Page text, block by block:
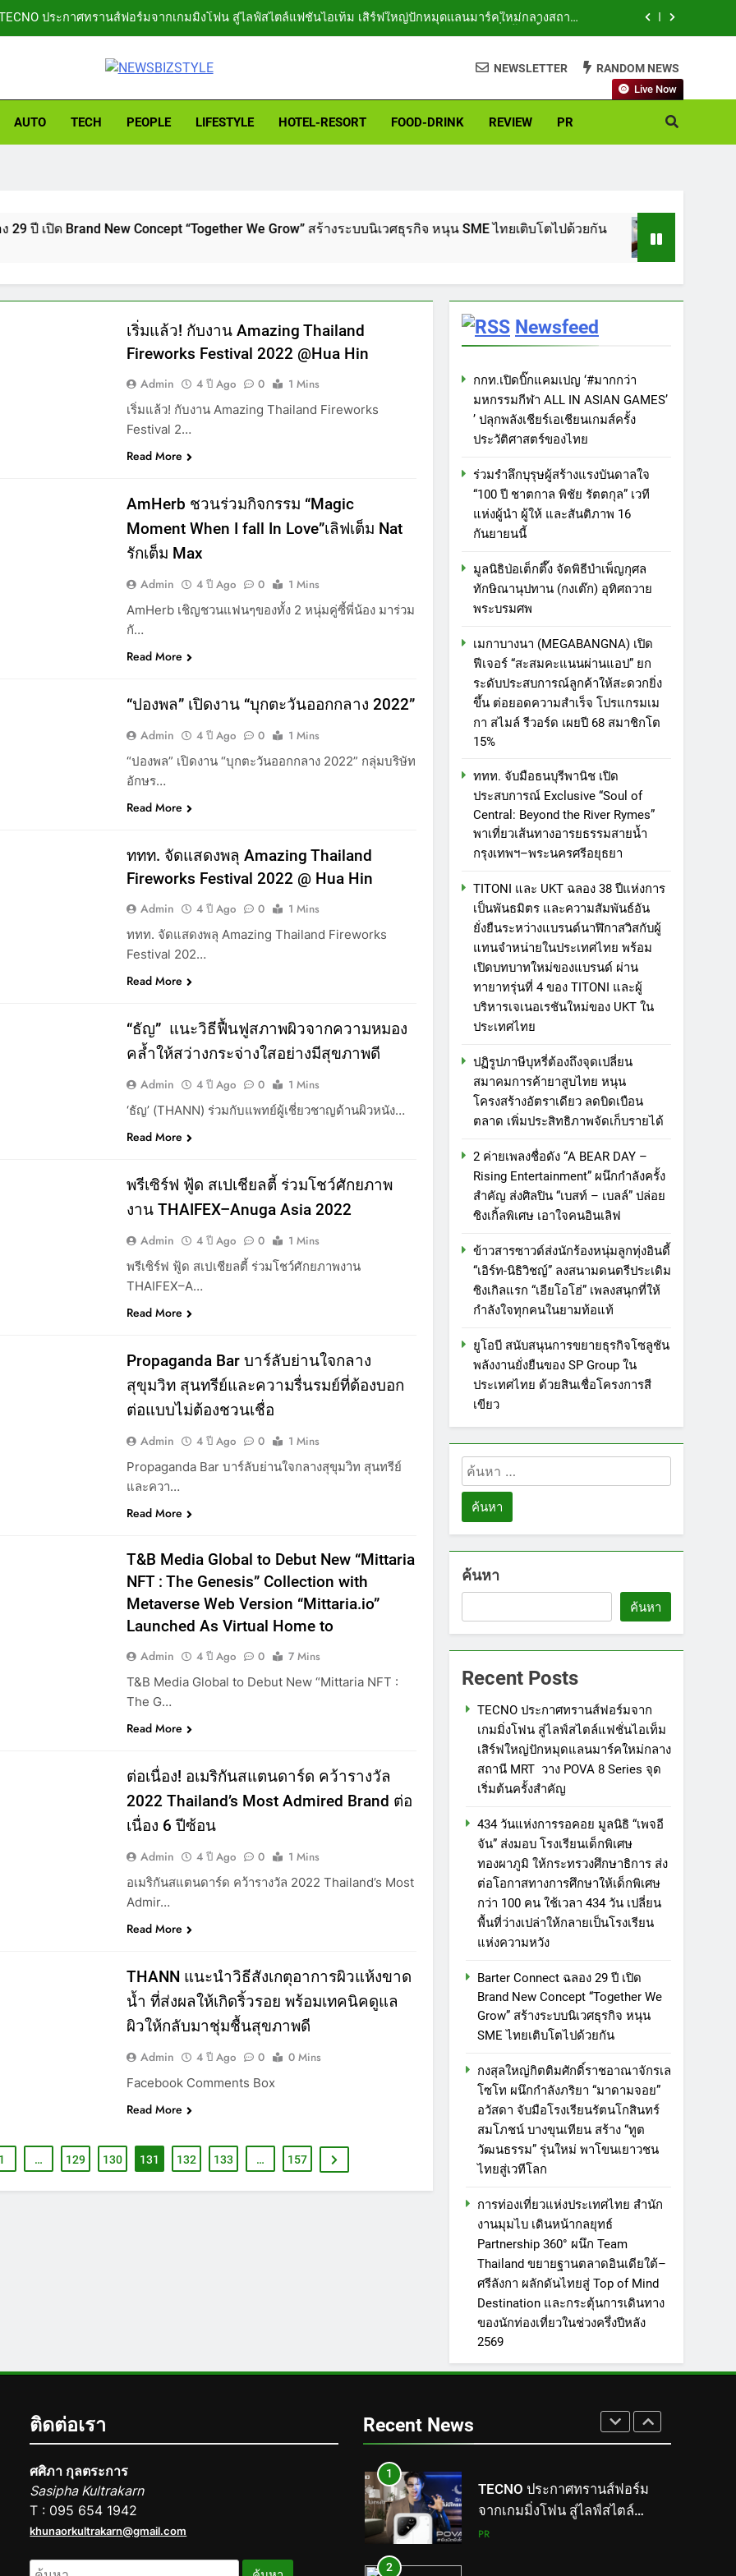
ประกาศทรานส์ฟอร์มจากเกมมิ่งโฟน สู่ไลฟ์สไตล์แฟชั่นไอเท็ม เสิร์ฟใหญ่ปักหมุดแลนมาร์คใหม่กลางสถานี
ทางการศึกษาให้เด็กพิเศษกว่า 100 คน ใช้เวลา 434 วัน เปลี่ยนพื้นที่ว่างเปล่าให้กลายเป็นโรงเรียนแห่งความหวัง
เติบโตไปด้วยกัน
กงสุลใหญ่กิตติมศักดิ์ราชอาณาจักรเลโซโท ผนึกกำลังภริยา “มาดามจอย” อวัสดา จับมือโรงเรียนรัตนโกสินทร์
Connect ฉลอง 29 ปี เปิด Brand New Concept “Together We Grow” สร้างระบบนิเวศธุรกิจ หนุน SME ไทย
สมโภชน์ บางขุนเทียน สร้าง “ทูตวัฒนธรรม” รุ่นใหม่ พาโขนเยาวชนไทยสู่เวทีโลก
NEWSLETTER RANDOM NEWS
AUTO TECH PEOPLE LIFESTYLE HOTEL-​RESORT FOOD-DRINK REVIEW PR
Live Now
New Concept “Together We Grow” สร้างระบบนิเวศธุรกิจ หนุน SME ไทยเติบโตไปด้วยกัน
เริ่มแล้ว! กับงาน Amazing Thailand
Fireworks Festival 2022 @Hua Hin
Admin 4 ปี Ago 0
1 Mins
เริ่มแล้ว! กับงาน Amazing Thailand Fireworks
Festival 2…
Read More
AmHerb​ ​ชวนร่วม​กิจกรรม​ “Magic
Moment When I fall In Love”เลิฟเต็ม Nat
รักเต็ม Max
Admin 4 ปี Ago 0
1 Mins
AmHerb เชิญชวนแฟนๆของทั้ง 2 หนุ่มคู่ซี้พี่น้อง มาร่วม
กั…
Read More
“ปองพล” เปิดงาน “บุกตะวันออกกลาง 2022”
Admin 4 ปี Ago 0
1 Mins
“ปองพล” เปิดงาน “บุกตะวันออกกลาง 2022” กลุ่มบริษัท
อักษร…
Read More
ททท. จัดแสดงพลุ Amazing Thailand
Fireworks Festival 2022 @ Hua Hin
Admin 4 ปี Ago 0
1 Mins
ททท. จัดแสดงพลุ Amazing Thailand Fireworks
Festival 202…
Read More
“ธัญ” ​ แนะวิธีฟื้นฟูสภาพผิวจากความหมอง
คล้ำให้สว่างกระจ่างใสอย่างมีสุขภาพดี
Admin 4 ปี Ago 0
1 Mins
‘ธัญ’ (THANN) ร่วมกับแพทย์ผู้เชี่ยวชาญด้านผิวหนัง…
Read More
พรีเซิร์ฟ ฟู้ด สเปเชียลตี้ ร่วมโชว์ศักยภาพ
งาน THAIFEX–Anuga Asia 2022​
Admin 4 ปี Ago 0
1 Mins
พรีเซิร์ฟ ฟู้ด สเปเชียลตี้ ร่วมโชว์ศักยภาพงาน
THAIFEX–A…
Read More
Propaganda Bar บาร์ลับย่านใจกลาง
สุขุมวิท สุนทรีย์และความรื่นรมย์ที่ต้องบอก
ต่อแบบไม่ต้องชวนเชื่อ
Admin 4 ปี Ago 0
1 Mins
Propaganda Bar บาร์ลับย่านใจกลางสุขุมวิท สุนทรีย์
และควา…
Read More
T&B Media Global to Debut New “Mittaria
NFT : The Genesis” Collection with
Metaverse Web Version “Mittaria.io”
Launched As Virtual Home to
Admin 4 ปี Ago 0
7 Mins
T&B Media Global to Debut New “Mittaria NFT :
The G…
Read More
ต่อเนื่อง​! อเมริกันสแตนดาร์ด คว้ารางวัล
2022 Thailand’s Most Admired Brand ต่อ
เนื่อง 6 ปีซ้อน
Admin 4 ปี Ago 0
1 Mins
อเมริกันสแตนดาร์ด คว้ารางวัล 2022 Thailand’s Most
Admir…
Read More
THANN แนะนำวิธีสังเกตุอาการผิวแห้งขาด
น้ำ ที่ส่งผลให้เกิดริ้วรอย พร้อมเทคนิคดูแล
ผิวให้กลับมาชุ่มชื้นสุขภาพดี
Admin 4 ปี Ago 0
0 Mins
Facebook Comments Box
Read More
1 … 129 130 131 132 133 … 157
Newsfeed
กกท.เปิดบิ๊กแคมเปญ ‘#มากกว่า
มหกรรมกีฬา ALL IN ASIAN GAMES’
’ ปลุกพลังเชียร์เอเชียนเกมส์ครั้ง
ประวัติศาสตร์ของไทย
ร่วมรำลึกบุรุษผู้สร้างแรงบันดาลใจ
“100 ปี ชาตกาล พิชัย รัตตกุล” เวที
แห่งผู้นำ ผู้ให้ และสันติภาพ 16
กันยายนนี้
มูลนิธิป่อเต็กตึ๊ง จัดพิธีบำเพ็ญกุศล
ทักษิณานุปทาน (กงเต๊ก) อุทิศถวาย
พระบรมศพ
เมกาบางนา (MEGABANGNA) เปิด
ฟีเจอร์ “สะสมคะแนนผ่านแอป” ยก
ระดับประสบการณ์ลูกค้าให้สะดวกยิ่ง
ขึ้น ต่อยอดความสำเร็จ โปรแกรมเม
กา สไมล์ รีวอร์ด เผยปี 68 สมาชิกโต
15%
ททท. จับมือธนบุรีพานิช เปิด
ประสบการณ์ Exclusive “Soul of
Central: Beyond the River Rymes”
พาเที่ยวเส้นทางอารยธรรมสายน้ำ
กรุงเทพฯ–พระนครศรีอยุธยา
TITONI และ UKT ฉลอง 38 ปีแห่งการ
เป็นพันธมิตร และความสัมพันธ์อัน
ยั่งยืนระหว่างแบรนด์นาฬิกาสวิสกับผู้
แทนจำหน่ายในประเทศไทย พร้อม
เปิดบทบาทใหม่ของแบรนด์ ผ่าน
ทายาทรุ่นที่ 4 ของ TITONI และผู้
บริหารเจเนอเรชันใหม่ของ UKT ใน
ประเทศไทย
ปฏิรูปภาษีบุหรี่ต้องถึงจุดเปลี่ยน
สมาคมการค้ายาสูบไทย หนุน
โครงสร้างอัตราเดียว ลดบิดเบือน
ตลาด เพิ่มประสิทธิภาพจัดเก็บรายได้
2 ค่ายเพลงชื่อดัง “A BEAR DAY –
Rising Entertainment” ผนึกกำลังครั้ง
สำคัญ ส่งศิลปิน “เบสท์ – เบลล์” ปล่อย
ซิงเกิ้ลพิเศษ เอาใจคนอินเลิฟ
ข้าวสารซาวด์ส่งนักร้องหนุ่มลูกทุ่งอินดี้
“เอิร์ท-นิธิวิชญ์” ลงสนามดนตรีประเดิม
ซิงเกิลแรก “เอียโอโฮ่” เพลงสนุกที่ให้
กำลังใจทุกคนในยามท้อแท้
ยูโอบี สนับสนุนการขยายธุรกิจโซลูชัน
พลังงานยั่งยืนของ SP Group ใน
ประเทศไทย ด้วยสินเชื่อโครงการสี
เขียว
ค้นหา
สำหรับ:
ค้นหา
ค้นหา
Recent Posts
TECNO ประกาศทรานส์ฟอร์มจาก
เกมมิ่งโฟน สู่ไลฟ์สไตล์แฟชั่นไอเท็ม
เสิร์ฟใหญ่ปักหมุดแลนมาร์คใหม่กลาง
สถานี MRT วาง POVA 8 Series จุด
เริ่มต้นครั้งสำคัญ
434 วันแห่งการรอคอย มูลนิธิ “เพจอี
จัน” ส่งมอบ โรงเรียนเด็กพิเศษ
ทองผาภูมิ ให้กระทรวงศึกษาธิการ ส่ง
ต่อโอกาสทางการศึกษาให้เด็กพิเศษ
กว่า 100 คน ใช้เวลา 434 วัน เปลี่ยน
พื้นที่ว่างเปล่าให้กลายเป็นโรงเรียน
แห่งความหวัง
Barter Connect ฉลอง 29 ปี เปิด
Brand New Concept “Together We
Grow” สร้างระบบนิเวศธุรกิจ หนุน
SME ไทยเติบโตไปด้วยกัน
กงสุลใหญ่กิตติมศักดิ์ราชอาณาจักรเล
โซโท ผนึกกำลังภริยา “มาดามจอย”
อวัสดา จับมือโรงเรียนรัตนโกสินทร์
สมโภชน์ บางขุนเทียน สร้าง “ทูต
วัฒนธรรม” รุ่นใหม่ พาโขนเยาวชน
ไทยสู่เวทีโลก
การท่องเที่ยวแห่งประเทศไทย สำนัก
งานมุมไบ เดินหน้ากลยุทธ์
Partnership 360° ผนึก Team
Thailand ขยายฐานตลาดอินเดียใต้–
ศรีลังกา ผลักดันไทยสู่ Top of Mind
Destination และกระตุ้นการเดินทาง
ของนักท่องเที่ยวในช่วงครึ่งปีหลัง
2569
ติดต่อเรา
ศศิภา กุลตระการ
Sasipha Kultrakarn
T : 095 654 1942
khunaorkultrakarn@gmail.com
ค้นหา
Recent News
การท่องเที่ยวแห่งประเทศไทย
สำนักงานมุมไบ เดินหน้ากลยุทธ์
Partnership 360° ผนึก Team
Thailand ขยายฐานตลาดอินเดีย
ใต้–ศรีลังกา ผลักดันไทยสู่ Top
of Mind Destination และกระตุ้น
การเดินทางของนักท่องเที่ยวใน
ช่วงครึ่งปีหลัง 2569
6
สุภาพร เอ็ลเดรจ เข้ารับ
พระราชทานเข็มเชิดชูเกียรติสตรี
ไทยดีเด่น ประจำปี 2569 จาก
สมเด็จพระนางเจ้าฯ พระบรม
PR
“ออม กรณ์นภัส” เตรียมควง “คุณ
แม่ก้อย” โชว์อบอุ่นรับวันแม่ แฟน
คลับเตรียมกรี๊ด… งานนี้มีสิทธิ์ได้
ใกล้ชิดแบบเอ็กซ์คลูซีฟ กับ
KORNNAPHAT & MOM”!
PR
เดียการใช้ดิจิทัลอย่างสร้างสรรค์
PR
1
TECNO ประกาศทรานส์ฟอร์ม
จากเกมมิ่งโฟน สู่ไลฟ์สไตล์
แฟชั่นไอเท็ม เสิร์ฟใหญ่ปักหมุด
PR
2